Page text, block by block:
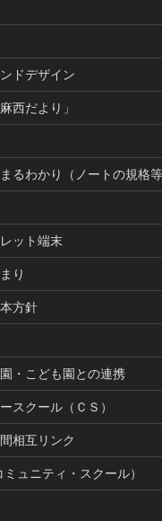
ドデザイン
西だより」
るわかり（ノートの規格等
ット端末
り
方針
・こども園との連携
スクール（ＣＳ）
相互リンク
ュニティ・スクール）